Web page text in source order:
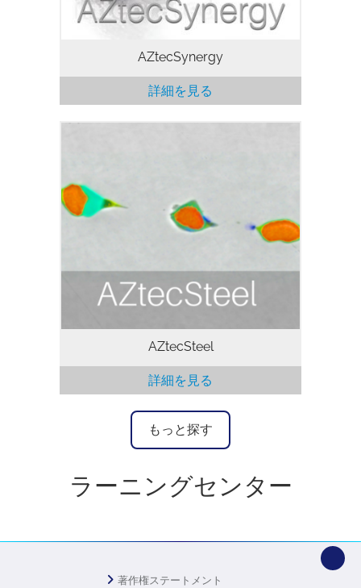
AZtecSynergy
詳細を見る
査型電子顕微鏡 (SEM) に付属したエネル
ギー分散型X線マイクロアナライザ (EDS)
を使用し、鋼の介在物の分析および分類を
するために特別に開発された自動鉄鉱介在
り、介在物の検出、測定、分析を実行、結
果のデータセットは公表規格に従って処理
されます。また、AZtecSteel…
AZtecSteel
詳細を見る
もっと探す
ラーニングセンター
著作権ステートメント